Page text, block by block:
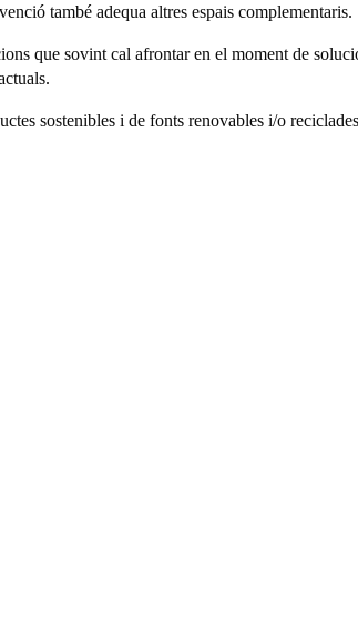
també adequa altres espais complementaris.
que sovint cal afrontar en el moment de
sostenibles i de fonts renovables i/o